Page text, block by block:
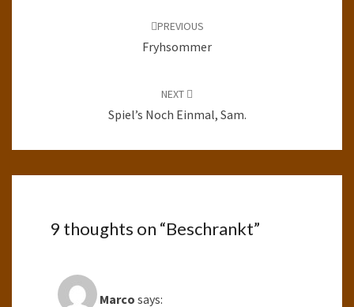
PREVIOUS
Fryhsommer
NEXT
Spiel’s Noch Einmal, Sam.
9 thoughts on “Beschrankt”
Marco says: